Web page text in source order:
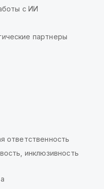
с ИИ
партнеры
ответственность
инклюзивность